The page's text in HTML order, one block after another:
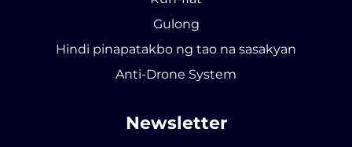
Gulong
Hindi pinapatakbo ng tao na sasakyan
Anti-Drone System
Newsletter